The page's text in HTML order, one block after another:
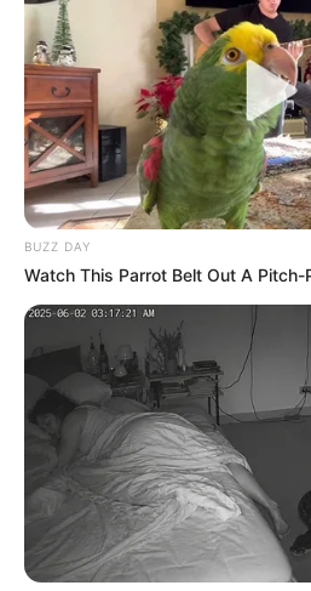
PA
BUZZ DAY
Watch This Parrot Belt Out A